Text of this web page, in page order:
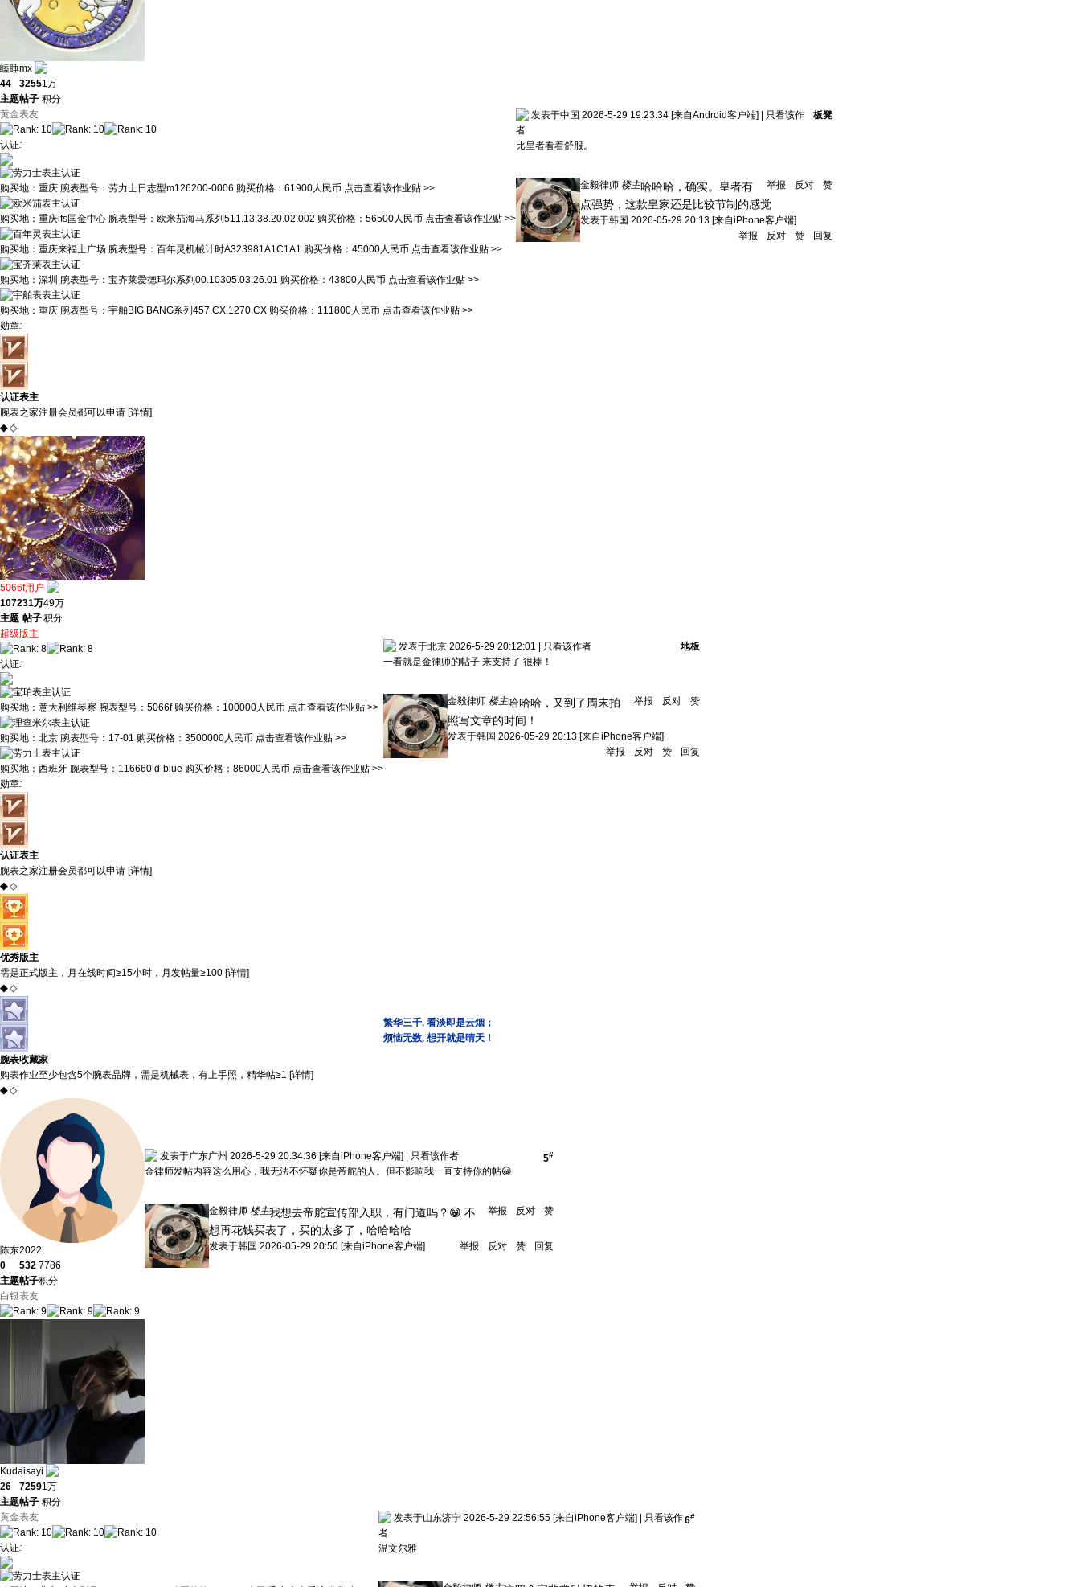
瞌睡mx
44
主题
3255
帖子
1万
积分
黄金表友
认证:
购买地： 重庆 腕表型号： 劳力士日志型m126200-0006 购买价格： 61900人民币 点击查看该作业贴 >>
购买地： 重庆ifs国金中心 腕表型号： 欧米茄海马系列511.13.38.20.02.002 购买价格： 56500人民币 点击查看该作业贴 >>
购买地： 重庆来福士广场 腕表型号： 百年灵机械计时A323981A1C1A1 购买价格： 45000人民币 点击查看该作业贴 >>
购买地： 深圳 腕表型号： 宝齐莱爱德玛尔系列00.10305.03.26.01 购买价格： 43800人民币 点击查看该作业贴 >>
购买地： 重庆 腕表型号： 宇舶BIG BANG系列457.CX.1270.CX 购买价格： 111800人民币 点击查看该作业贴 >>
勋章:
认证表主
腕表之家注册会员都可以申请 [详情]
◆ ◇
板凳
发表于中国 2026-5-29 19:23:34 [来自Android客户端]
只看该作
者
比皇者看着舒服。
举报 反对 赞
金毅律师 楼主哈哈哈，确实。皇者有
点强势，这款皇家还是比较节制的感觉
发表于韩国 2026-05-29 20:13 [来自iPhone客户端]
举报
反对 赞 回复
5066f用户
1072
主题
31万
帖子
49万
积分
超级版主
认证:
购买地： 意大利维琴察 腕表型号： 5066f 购买价格： 100000人民币 点击查看该作业贴 >>
购买地： 北京 腕表型号： 17-01 购买价格： 3500000人民币 点击查看该作业贴 >>
购买地： 西班牙 腕表型号： 116660 d-blue 购买价格： 86000人民币 点击查看该作业贴 >>
勋章:
认证表主
腕表之家注册会员都可以申请 [详情]
◆ ◇
优秀版主
需是正式版主，月在线时间≥15小时，月发帖量≥100 [详情]
◆ ◇
腕表收藏家
购表作业至少包含5个腕表品牌，需是机械表，有上手照，精华帖≥1 [详情]
◆ ◇
地板
发表于北京 2026-5-29 20:12:01
只看该作者
一看就是金律师的帖子 来支持了 很棒！
举报 反对 赞
金毅律师 楼主哈哈哈，又到了周末拍
照写文章的时间！
发表于韩国 2026-05-29 20:13 [来自iPhone客户端]
举报
反对 赞 回复
繁华三千, 看淡即是云烟；
烦恼无数, 想开就是晴天！
陈东2022
0
主题
532
帖子
7786
积分
白银表友
5#
发表于广东广州 2026-5-29 20:34:36 [来自iPhone客户端]
只看该作者
金律师发帖内容这么用心，我无法不怀疑你是帝舵的人。但不影响我一直支持你的帖😀
举报 反对 赞
金毅律师 楼主我想去帝舵宣传部入职，有门道吗？😁 不
想再花钱买表了，买的太多了，哈哈哈哈
发表于韩国 2026-05-29 20:50 [来自iPhone客户端] 举报 反对 赞 回复
Kudaisayi
26
主题
7259
帖子
1万
积分
黄金表友
认证:
6#
发表于山东济宁 2026-5-29 22:56:55 [来自iPhone客户端]
只看该作
者
温文尔雅